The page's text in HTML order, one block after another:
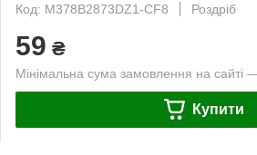
Код: M378B2873DZ1-CF8
Роздріб
59 ₴
Мінімальна сума замовлення на сайті
Купити